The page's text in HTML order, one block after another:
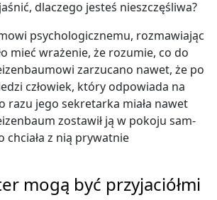
dlaczego jesteś nieszczęśliwa?
psychologicznemu, rozmawiając
mieć wrażenie, że rozumie, co do
zarzucano nawet, że po
człowiek, który odpowiada na
razu jego sekretarka miała nawet
zostawił ją w pokoju sam-
chciała z nią prywatnie
mogą być przyjaciółmi